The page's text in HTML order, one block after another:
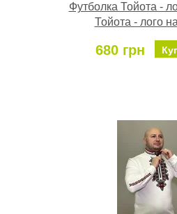
Футболка Тойота -
Тойота - лого
680 грн